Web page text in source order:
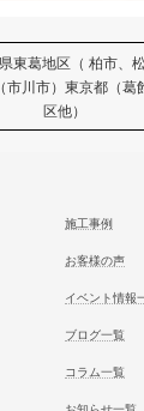
次の記事
眠っ！